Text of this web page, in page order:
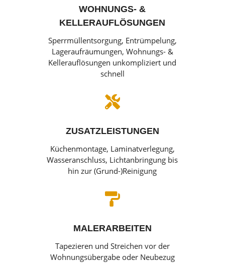
WOHNUNGS- &
KELLERAUFLÖSUNGEN
Sperrmüllentsorgung, Entrümpelung,
Lageraufräumungen, Wohnungs- &
Kellerauflösungen unkompliziert und
schnell

ZUSATZLEISTUNGEN
Küchenmontage, Laminatverlegung,
Wasseranschluss, Lichtanbringung bis
hin zur (Grund-)Reinigung

MALERARBEITEN
Tapezieren und Streichen vor der
Wohnungsübergabe oder Neubezug